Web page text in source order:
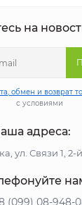
на
обмен и возврат
с условиями
адреса:
ул. Связи 1, 2-
(099) 08-948-